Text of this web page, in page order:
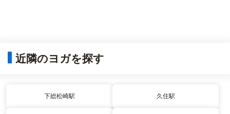
近隣のヨガを探す
下総松崎駅 久住駅